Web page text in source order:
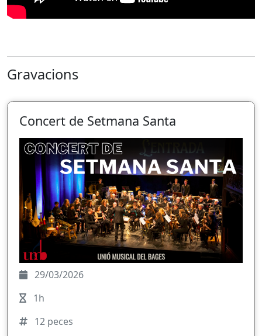
Gravacions
Concert de Setmana Santa
29/03/2026
1h
12 peces